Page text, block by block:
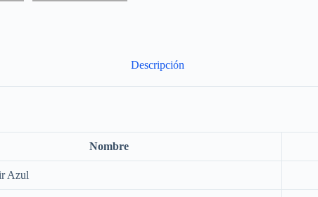
Descripción
Nombre
Azul